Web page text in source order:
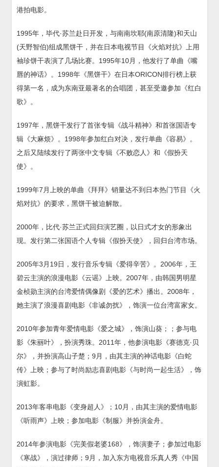
港拍电影。
1995年，毕代·苏兰赴日开发，与南南坎耶(南原清隆)和天山
(天野智伯)组成黑饼干，并在日本电视节目《火焰对抗》上用
袖珍饼干表演了几场比赛。1995年10月，他发行了单曲《嘴
唇的神话》。1998年《黑饼干》在日本ORICON排行榜上获
得第一名，成为东南亚最著名的合唱团，甚至受邀参加《红白
歌》。
1997年，黑饼干发行了首张专辑《战斗精神》和首张国语专
辑《大麻烦》。1998年参加红白对决，发行单曲《容易》。
之后又陆续发行了两张中文专辑《不败恋人》和《假扮天
使》。
1999年7月上映的单曲《拜拜》销量达不到日本热门节目《火
焰对抗》的要求，黑饼干被迫解散。
2000年，比代·苏兰正式回归演艺圈，以日式才女的形象出
现。发行第二张国语个人专辑《假扮天使》，回归台湾市场。
2005年3月19日，发行音乐专辑《爱得辛苦》。2006年，王
碧云主演的浪漫电影《云谣》上映。2007年，由韩国男明星
金桢勋主演的台湾爱情偶像剧《爱的艺术》播出。2008年，
她主演了浪漫喜剧电影《非诚勿扰》，饰演一位台湾富家女。
2010年参加青年爱情电影《爱之城》，饰演山葵；；参与电
影《朱丽叶》，扮演秀珠。2011年，他参演电影《赛德克·贝
尔》，并扮演高山子楚；9月，由其主演的神话电影《白蛇
传》上映；参与了时尚励志喜剧电影《与时尚一起生活》，饰
演虹影。
2013年客串电影《变身超人》；10月，由其主演的爱情电影
《听雨声》上映；参加电影《制服》并扮演金舟。
2014年参演电影《完美假老婆168》，饰演妻子；参加过电影
《寒战》，演过律师；9月，加入东方电视音乐真人秀《中国